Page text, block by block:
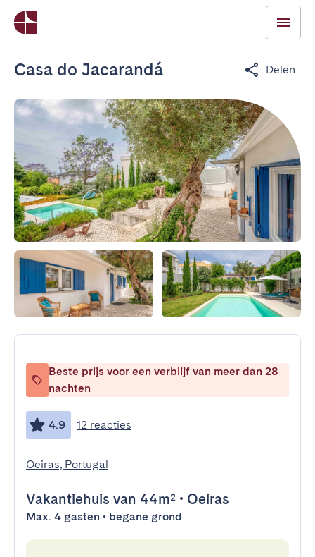
Casa do Jacarandá Delen
Beste prijs voor een verblijf van meer dan 28
nachten
4.9 12 reacties
Oeiras, Portugal
Vakantiehuis van 44m² • Oeiras
Max. 4 gasten • begane grond